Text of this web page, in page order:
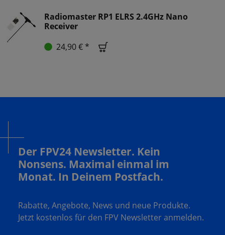
Radiomaster RP1 ELRS 2.4GHz Nano
Receiver
24,90 € *
Der FPV24 Newsletter. Kein
Nonsens. Maximal einmal im
Monat. In Deinem Postfach.
Rabatte, Angebote, News und neue Produkte.
Jetzt kostenlos für den FPV Newsletter anmelden.